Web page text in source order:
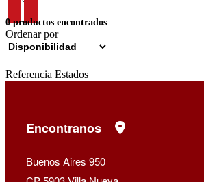
0 productos encontrados
Ordenar por
Referencia Estados